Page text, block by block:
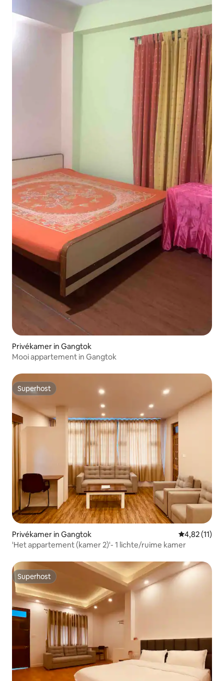
Privékamer in Gangtok
Mooi appartement in Gangtok
Superhost
Superhost
Privékamer in Gangtok Gemiddelde
4,82 (11)
'Het appartement (kamer 2)'- 1 lichte/ruime kamer
Superhost
Superhost